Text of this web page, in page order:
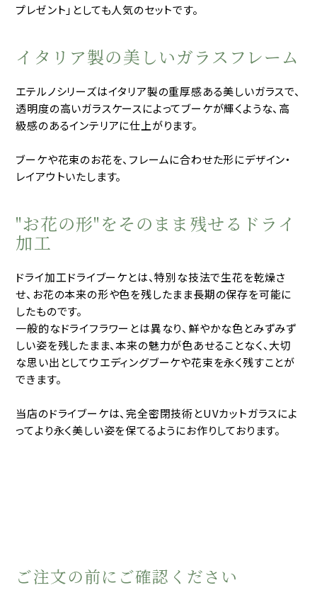
プレゼント」としても人気のセットです。
イタリア製の美しいガラスフレーム
エテルノシリーズはイタリア製の重厚感ある美しいガラスで、
透明度の高いガラスケースによってブーケが輝くような、高
級感のあるインテリアに仕上がります。
ブーケや花束のお花を、フレームに合わせた形にデザイン・
レイアウトいたします。
"お花の形"をそのまま残せるドライ
加工
ドライ加工――ドライブーケとは、特別な技法で生花を乾燥さ
せ、お花の本来の形や色を残したまま長期の保存を可能に
したものです。
一般的なドライフラワーとは異なり、鮮やかな色とみずみず
しい姿を残したまま、本来の魅力が色あせることなく、大切
な思い出としてウエディングブーケや花束を永く残すことが
できます。
当店のドライブーケは、完全密閉技術とUVカットガラスによ
ってより永く美しい姿を保てるようにお作りしております。
ご注文の前にご確認ください